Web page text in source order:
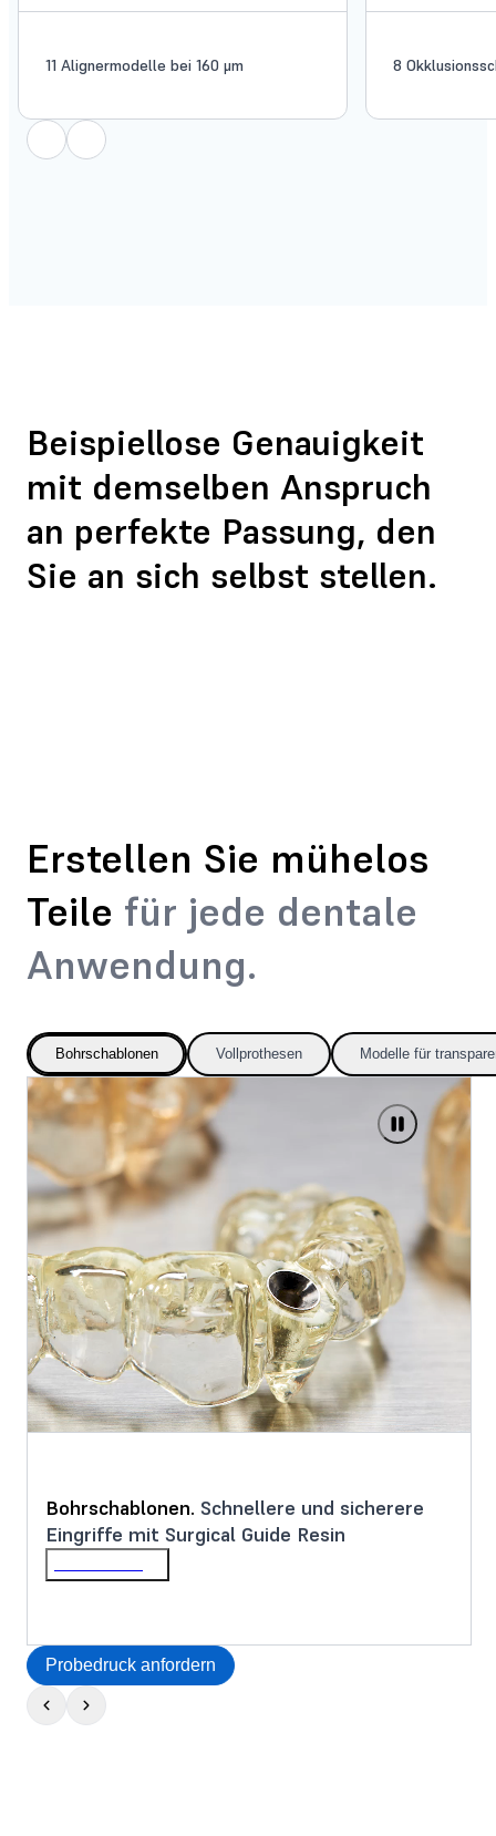
11 Alignermodelle bei 160 μm 8
Beispiellose Genauigkeit
mit demselben Anspruch
an perfekte Passung, den
Sie an sich selbst stellen.
Erstellen Sie mühelos
Teile für jede dentale
Anwendung.
Bohrschablonen Vollprothesen Modelle für
Bohrschablonen. Schnellere und sicherere
Eingriffe mit Surgical Guide Resin
Probedruck anfordern